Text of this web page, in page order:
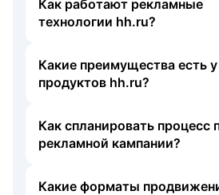
Как работают рекламные
технологии hh.ru?
Какие преимущества есть
продуктов hh.ru?
Как спланировать процесс
рекламной кампании?
Какие форматы